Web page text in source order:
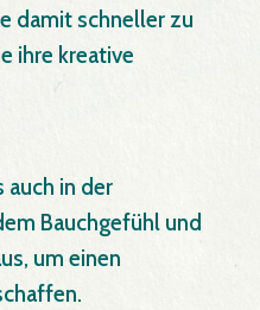
damit schneller zu
ihre kreative
auch in der
Bauchgefühl und
um einen